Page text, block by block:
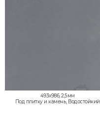
493x986, 2,5мм
Под плитку и камень, Водостойкий